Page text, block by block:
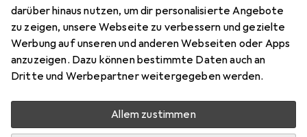
darüber hinaus nutzen, um dir personalisierte Angebote
zu zeigen, unsere Webseite zu verbessern und gezielte
Werbung auf unseren und anderen Webseiten oder Apps
anzuzeigen. Dazu können bestimmte Daten auch an
Dritte und Werbepartner weitergegeben werden.
Allem zustimmen
Schneller lieferbar
Angebot für
EUR
37,09